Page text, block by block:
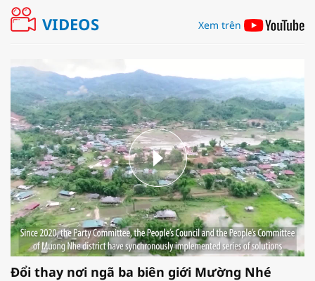
VIDEOS Xem trên
Đổi thay nơi ngã ba biên giới Mường Nhé